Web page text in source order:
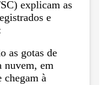
explicam as
e
as gotas de
nuvem, em
chegam à